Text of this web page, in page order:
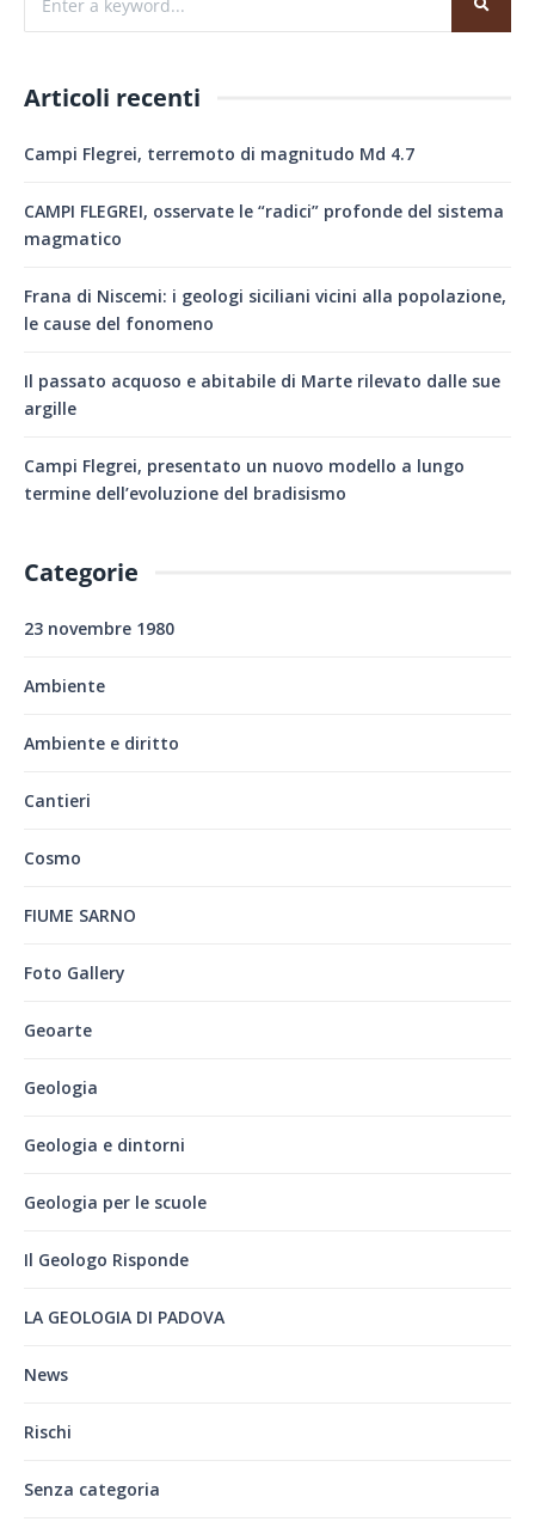
Articoli recenti
Campi Flegrei, terremoto di magnitudo Md 4.7
CAMPI FLEGREI, osservate le “radici” profonde del sistema
magmatico
Frana di Niscemi: i geologi siciliani vicini alla popolazione,
le cause del fonomeno
Il passato acquoso e abitabile di Marte rilevato dalle sue
argille
Campi Flegrei, presentato un nuovo modello a lungo
termine dell’evoluzione del bradisismo
Categorie
23 novembre 1980
Ambiente
Ambiente e diritto
Cantieri
Cosmo
FIUME SARNO
Foto Gallery
Geoarte
Geologia
Geologia e dintorni
Geologia per le scuole
Il Geologo Risponde
LA GEOLOGIA DI PADOVA
News
Rischi
Senza categoria